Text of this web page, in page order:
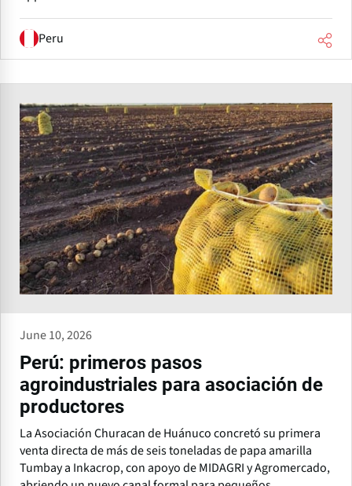
Peru
June 10, 2026
Perú: primeros pasos
agroindustriales para asociación de
productores
La Asociación Churacan de Huánuco concretó su primera
venta directa de más de seis toneladas de papa amarilla
Tumbay a Inkacrop, con apoyo de MIDAGRI y Agromercado,